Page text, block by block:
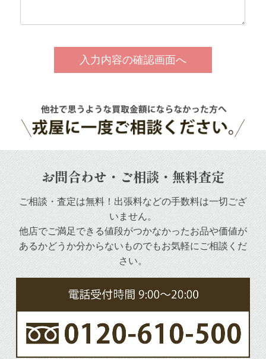
お問合わせ・ご相談・無料査定
ご相談・査定は無料！出張料などの手数料は一切ござ
いません。
他店でご満足できる値段がつかなかったお品や価値が
あるかどうか分からないものでもお気軽にご相談くだ
さい。